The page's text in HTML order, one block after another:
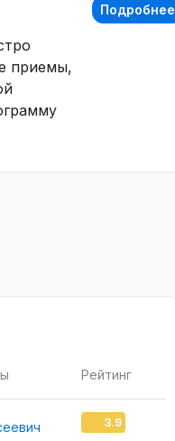
приемы,
Подробнее
Рейтинг
3.9